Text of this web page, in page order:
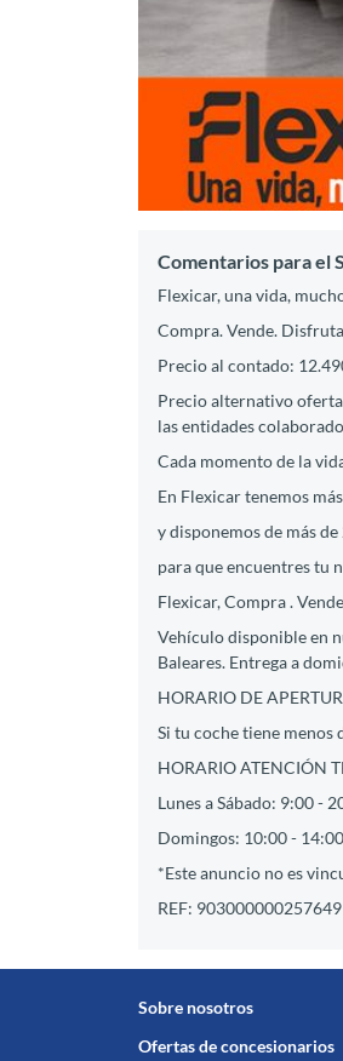
Comentarios para el
Flexicar, una vida,
Compra. Vende.
Precio al contado:
Precio alternativo
las entidades
Cada momento de la
En Flexicar tenemos
y disponemos de más
para que encuentres tu
Flexicar, Compra .
Vehículo disponible en
Baleares. Entrega a
HORARIO DE
Si tu coche tiene menos
HORARIO ATENCIÓN
Lunes a Sábado: 9:00 -
Domingos: 10:00 -
*Este anuncio no es
REF: 903000000257649
Sobre nosotros
Ofertas de concesionarios